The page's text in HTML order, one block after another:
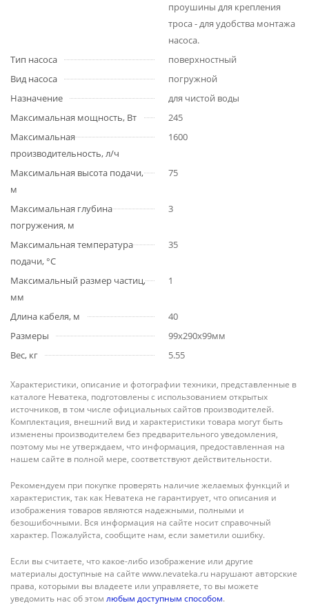
проушины для крепления
троса - для удобства монтажа
насоса.
Тип насоса
поверхностный
Вид насоса
погружной
Назначение
для чистой воды
Максимальная мощность, Вт
245
Максимальная
производительность, л/ч
1600
Максимальная высота подачи,
м
75
Максимальная глубина
погружения, м
3
Максимальная температура
подачи, °С
35
Максимальный размер частиц,
мм
1
Длина кабеля, м
40
Размеры
99x290x99мм
Вес, кг
5.55
Характеристики, описание и фотографии техники, представленные в
каталоге Неватека, подготовлены с использованием открытых
источников, в том числе официальных сайтов производителей.
Комплектация, внешний вид и характеристики товара могут быть
изменены производителем без предварительного уведомления,
поэтому мы не утверждаем, что информация, предоставленная на
нашем сайте в полной мере, соответствуют действительности.
Рекомендуем при покупке проверять наличие желаемых функций и
характеристик, так как Неватека не гарантирует, что описания и
изображения товаров являются надежными, полными и
безошибочными. Вся информация на сайте носит справочный
характер. Пожалуйста, сообщите нам, если заметили ошибку.
Если вы считаете, что какое-либо изображение или другие
материалы доступные на сайте www.nevateka.ru нарушают авторские
права, которыми вы владеете или управляете, то вы можете
уведомить нас об этом любым доступным способом.